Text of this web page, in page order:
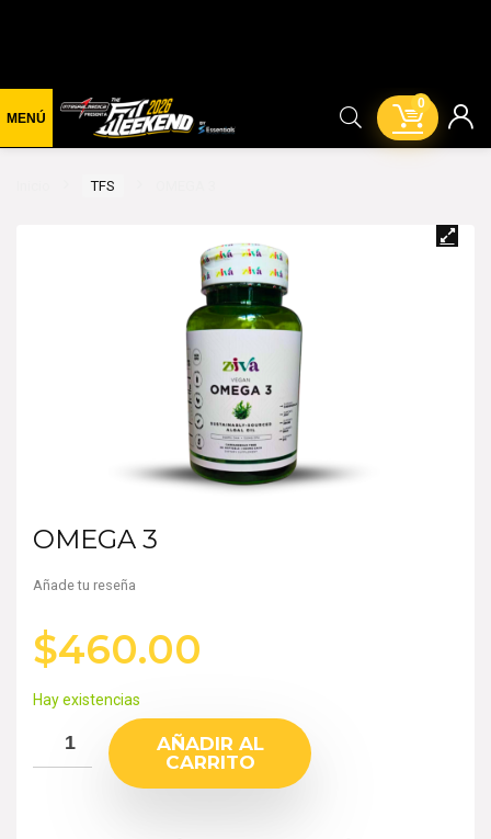
0
TFS
OMEGA 3
Añade tu reseña
$460.00
Hay existencias
AÑADIR AL
CARRITO